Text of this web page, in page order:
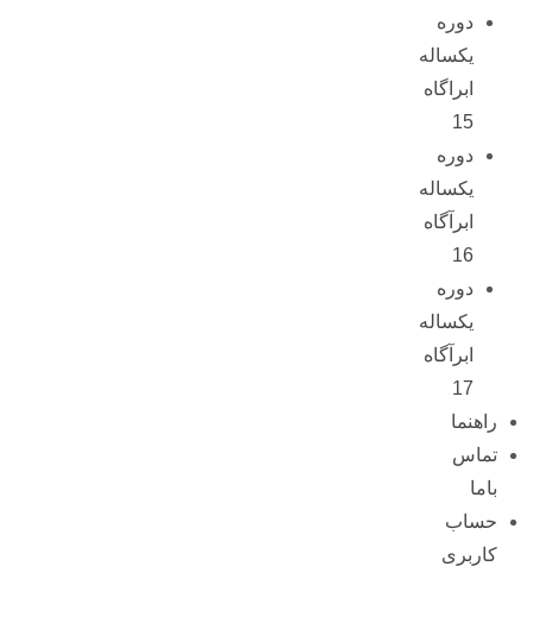
دوره
یکساله
ابراگاه
15
دوره
یکساله
ابرآگاه
16
دوره
یکساله
ابرآگاه
17
راهنما
تماس
باما
حساب
کاربری